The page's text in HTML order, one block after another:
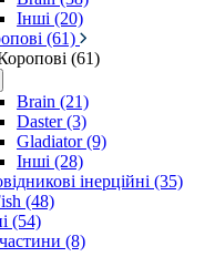
Інші (20)
(61)
(61)
Brain (21)
Daster (3)
Gladiator (9)
Інші (28)
інерційні (35)
(48)
(54)
(8)